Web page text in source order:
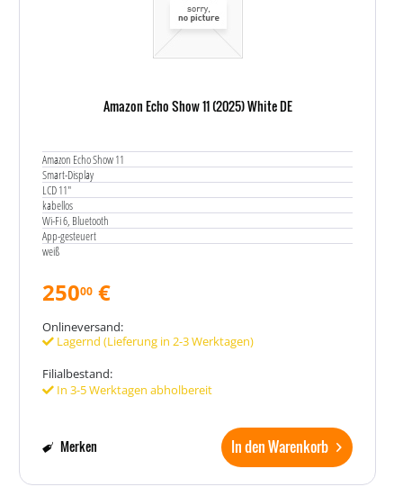
Amazon Echo Show 11 (2025) White DE
Amazon Echo Show 11
Smart-Display
LCD 11"
kabellos
Wi-Fi 6, Bluetooth
App-gesteuert
weiß
25000 €
Onlineversand:
Lagernd (Lieferung in 2-3 Werktagen)
Filialbestand:
In 3-5 Werktagen abholbereit
In den Warenkorb
Merken